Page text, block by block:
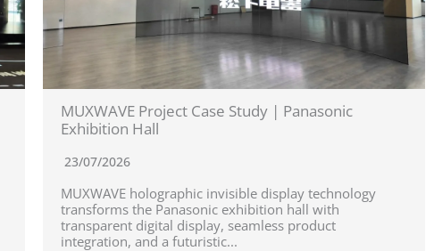
MUXWAVE Project Case Study | Panasonic
Exhibition Hall
23/07/2026
MUXWAVE holographic invisible display technology
transforms the Panasonic exhibition hall with
transparent digital display, seamless product
integration, and a futuristic...